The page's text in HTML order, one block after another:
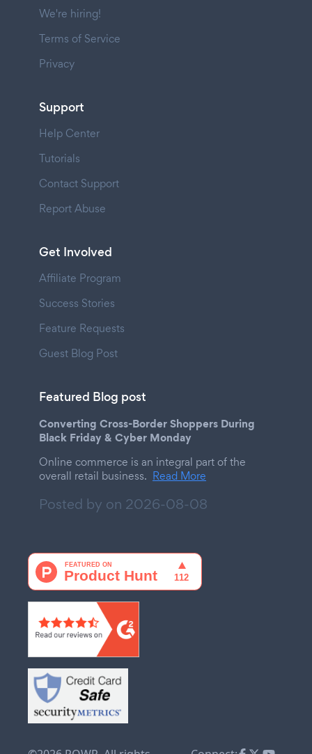
We're hiring!
Terms of Service
Privacy
Support
Help Center
Tutorials
Contact Support
Report Abuse
Get Involved
Affiliate Program
Success Stories
Feature Requests
Guest Blog Post
Featured Blog post
Converting Cross-Border Shoppers During
Black Friday & Cyber Monday
Online commerce is an integral part of the
overall retail business. Read More
Posted by on 2026-08-08